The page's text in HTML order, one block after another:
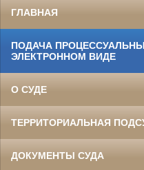
ГЛАВНАЯ
ПОДАЧА
ЭЛЕКТРОННОМ ВИДЕ
О СУДЕ
ТЕРРИТОРИАЛЬНАЯ
ДОКУМЕНТЫ СУДА